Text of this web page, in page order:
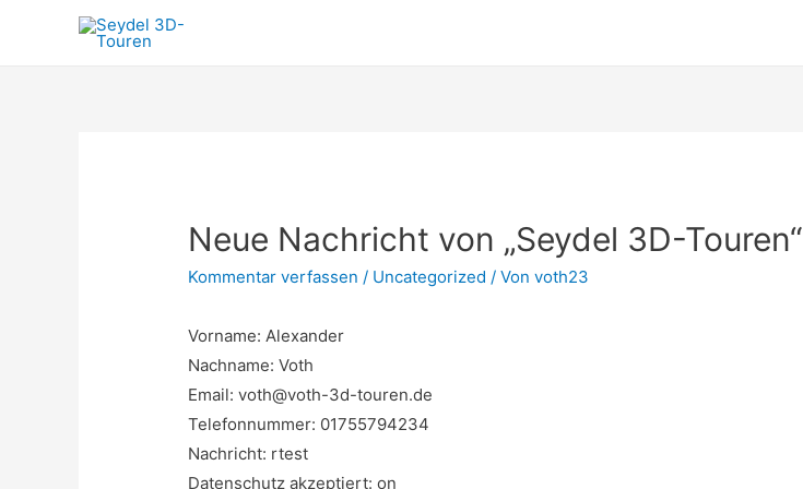
Neue Nachricht von „Seydel 3D-Touren“
Kommentar verfassen / Uncategorized / Vonvoth23
Vorname: Alexander
Nachname: Voth
Email: voth@voth-3d-touren.de
Telefonnummer: 01755794234
Nachricht: rtest
Datenschutz akzeptiert: on